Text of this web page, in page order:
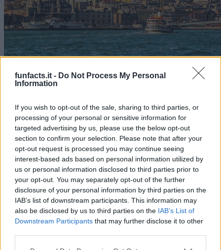
funfacts.it - Do Not Process My Personal
Information
If you wish to opt-out of the sale, sharing to third parties, or
processing of your personal or sensitive information for
targeted advertising by us, please use the below opt-out
section to confirm your selection. Please note that after your
opt-out request is processed you may continue seeing
interest-based ads based on personal information utilized by
us or personal information disclosed to third parties prior to
your opt-out. You may separately opt-out of the further
disclosure of your personal information by third parties on the
IAB’s list of downstream participants. This information may
also be disclosed by us to third parties on the IAB’s List of
Downstream Participants that may further disclose it to other
encantadores mercados. En 2023, Estambul registró más de 15
millones de visitantes.
5. Tokio
Viajes